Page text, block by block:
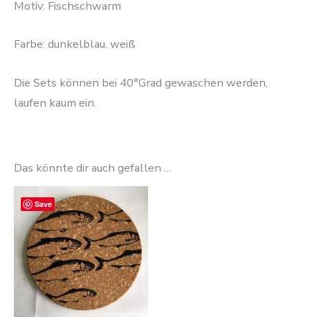
Motiv: Fischschwarm
Farbe: dunkelblau, weiß
Die Sets können bei 40°Grad gewaschen werden,
laufen kaum ein.
Das könnte dir auch gefallen …
Save